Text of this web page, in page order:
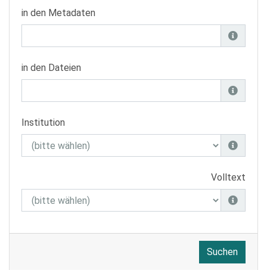
in den Metadaten
in den Dateien
Institution
Volltext
Suchen